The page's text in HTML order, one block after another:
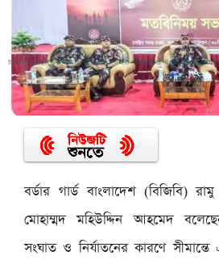
বর্ডার গার্ড বাংলাদেশ (বিজিবি)
মোহাম্মদ মহিউদ্দিন আহমেদ
সংঘাত ও নির্যাতনের কারণে সীমান্তে